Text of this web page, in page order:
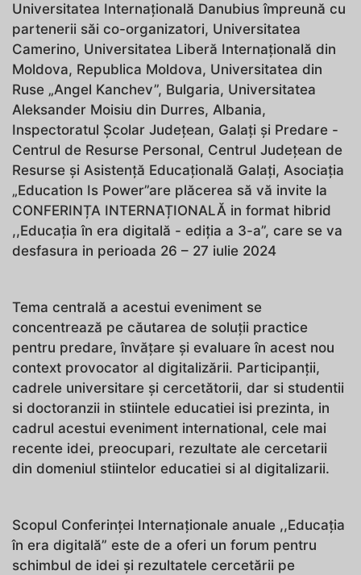
Universitatea Internațională Danubius împreună cu
partenerii săi co-organizatori, Universitatea
Camerino, Universitatea Liberă Internațională din
Moldova, Republica Moldova, Universitatea din
Ruse „Angel Kanchev”, Bulgaria, Universitatea
Aleksander Moisiu din Durres, Albania,
Inspectoratul Școlar Județean, Galați și Predare -
Centrul de Resurse Personal, Centrul Județean de
Resurse și Asistență Educațională Galați, Asociația
„Education Is Power”are plăcerea să vă invite la
CONFERINȚA INTERNAȚIONALĂ in format hibrid
,,Educația în era digitală - ediția a 3-a”, care se va
desfasura in perioada 26 – 27 iulie 2024
Tema centrală a acestui eveniment se
concentrează pe căutarea de soluții practice
pentru predare, învățare și evaluare în acest nou
context provocator al digitalizării. Participanții,
cadrele universitare și cercetătorii, dar si studentii
si doctoranzii in stiintele educatiei isi prezinta, in
cadrul acestui eveniment international, cele mai
recente idei, preocupari, rezultate ale cercetarii
din domeniul stiintelor educatiei si al digitalizarii.
Scopul Conferinței Internaționale anuale ,,Educația
în era digitală” este de a oferi un forum pentru
schimbul de idei și rezultatele cercetării pe